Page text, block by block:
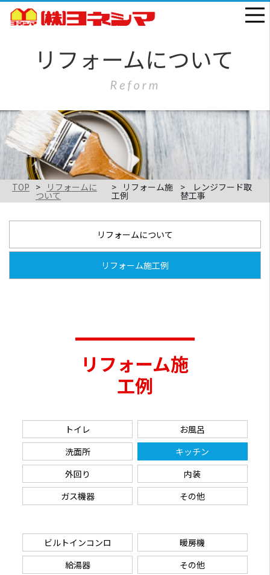
TOP リフォームに
ついて
リフォーム施
工例
レンジフード取
替工事
リフォームについて
リフォーム施工例
リフォーム施
工例
トイレ
お風呂
洗面所
キッチン
外回り
内装
ガス機器
その他
ビルトインコンロ
暖房機
給湯器
その他